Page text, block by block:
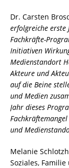
Dr. Carsten
erfolgreiche erste
Fachkräfte-
Initiativen
Medienstandort
Akteure und
auf die Beine
und Medien
Jahr dieses
und
Melanie
Soziales,